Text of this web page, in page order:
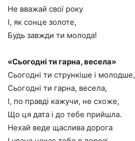
Не вважай свої року
І, як сонце золоте,
Будь завжди ти молода!
«Сьогодні ти гарна, весела»
Сьогодні ти стрункіше і молодше,
Сьогодні ти гарна, весела,
І, по правді кажучи, не схоже,
Що ця дата і до тебе прийшла.
Нехай веде щаслива дорога